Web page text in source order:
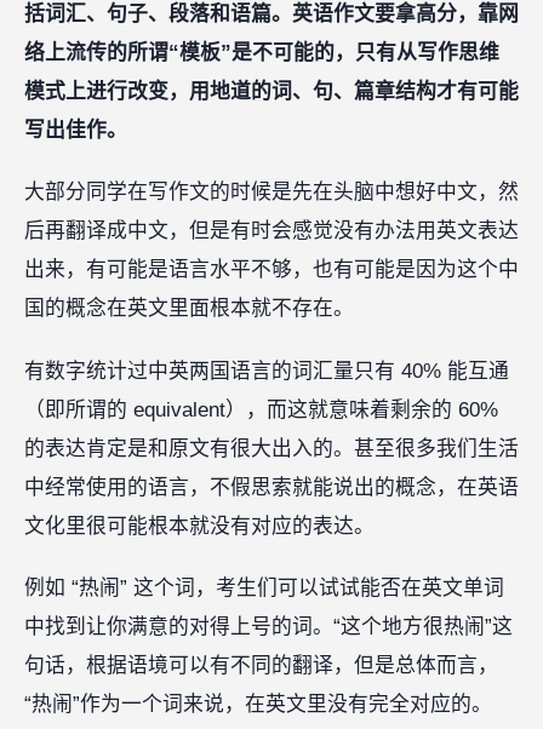
括词汇、句子、段落和语篇。英语作文要拿高分，靠网
络上流传的所谓“模板”是不可能的，只有从写作思维
模式上进行改变，用地道的词、句、篇章结构才有可能
写出佳作。
大部分同学在写作文的时候是先在头脑中想好中文，然
后再翻译成中文，但是有时会感觉没有办法用英文表达
出来，有可能是语言水平不够，也有可能是因为这个中
国的概念在英文里面根本就不存在。
有数字统计过中英两国语言的词汇量只有 40% 能互通
（即所谓的 equivalent），而这就意味着剩余的 60%
的表达肯定是和原文有很大出入的。甚至很多我们生活
中经常使用的语言，不假思索就能说出的概念，在英语
文化里很可能根本就没有对应的表达。
例如 “热闹” 这个词，考生们可以试试能否在英文单词
中找到让你满意的对得上号的词。“这个地方很热闹”这
句话，根据语境可以有不同的翻译，但是总体而言，
“热闹”作为一个词来说，在英文里没有完全对应的。